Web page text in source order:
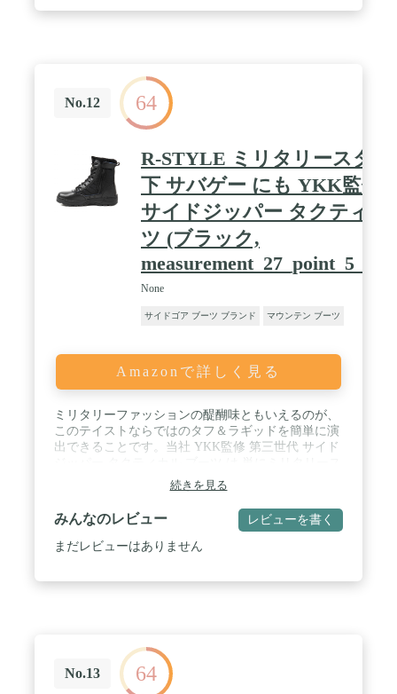
No.12 64
R-STYLE ミリタリースタ
下 サバゲー にも YKK監修
サイドジッパー タクティカ
ツ (ブラック,
None
サイドゴア ブーツ ブランド マウンテン ブーツ
Amazonで詳しく見る
ミリタリーファッションの醍醐味ともいえるのが、
このテイストならではのタフ＆ラギッドを簡単に演
出できることです。当社 YKK監修 第三世代 サイド
タイルのブーツということではなく、ファッション
性アイテムとしてはもちろんのこと、その耐久性に
もこだわりました。よくある「ジッパーはＹＫＫ
製」というモデルとはちがい、実際にＹＫＫマーケ
ティング部と商品選定をおこないデザインと耐久性
なっています。靴ベロのR-STYLEの文字が検品結果
の証となっています。 / SWATモデルに似ています
のでハードユースとしてサバイバルゲーム にバッチ
続きを見る
みんなのレビュー レビューを書く
まだレビューはありません
No.13 64